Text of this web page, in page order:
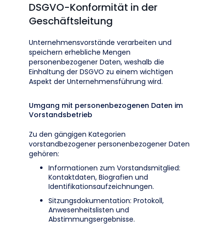
DSGVO-Konformität in der
Geschäftsleitung
Unternehmensvorstände verarbeiten und
speichern erhebliche Mengen
personenbezogener Daten, weshalb die
Einhaltung der DSGVO zu einem wichtigen
Aspekt der Unternehmensführung wird.
Umgang mit personenbezogenen Daten im
Vorstandsbetrieb
Zu den gängigen Kategorien
vorstandbezogener personenbezogener Daten
gehören:
Informationen zum Vorstandsmitglied:
Kontaktdaten, Biografien und
Identifikationsaufzeichnungen.
Sitzungsdokumentation: Protokoll,
Anwesenheitslisten und
Abstimmungsergebnisse.